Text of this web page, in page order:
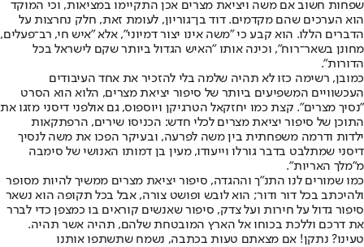
שפחות חשוב אם משה ויציאת מצרים אכן התקיימו במציאות, וכי המוקד
הוא הערכים שהם מקדמים. דוד בן־גוריון, לעומת זאת, חלק נחרצות על
הדברים הללו. הוא קבע כי "משה אינו יצור דמיוני", אלא "איש חי, רב־פעלים,
מחונן בשאר־רוח", וכינה אותו "האיש הגדול ביותר שקם לישראל בכל
הדורות".
כמובן, רשימה כזו לא תהיה שלמה בלי להזכיר את אחד העיבודים
העכשוויים המשפיעים ביותר של סיפור יציאת מצרים, הלוא הוא הסרט
"נסיך מצרים". קצת כמו יחזקאל הטרגיקן ויוספוס, גם אולפני דיסני מזגו את
התוכן של סיפור יציאת מצרים לכלי חדש: הכניסו שירים, הרפתקאות
ילדות ודרמה משפחתית בין משה לפרעה, ובעיקר הפכו את משה לנסיך
דיסני שמתלבט בדבר גורלו וייעודו, מעין בן דמותו האנושי של סימבה
מ"מלך האריות".
כמו שמורים לנו התנ"ך וההגדה, סיפור יציאת מצרים ממשיך להיות מסופר
ולהיכתב בכל דור ודור; הוא לובש ופושט צורה, אבל בכל תקופה הוא נשאר
סיפור גדול על חירות ועל צדק, סיפור שאנשים קוראים בו כמצפן כדי לברר
את דרכם וללכת בכוחו אל הארץ המובטחת שלהם, תהיה אשר תהיה.
טעינו? נתקן! אם מצאתם טעות בכתבה, נשמח שתשתפו אותנו